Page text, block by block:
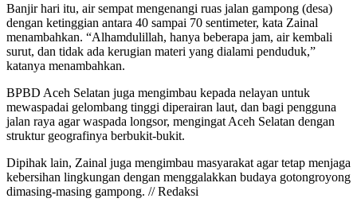
Banjir hari itu, air sempat mengenangi ruas jalan gampong (desa)
dengan ketinggian antara 40 sampai 70 sentimeter, kata Zainal
menambahkan. “Alhamdulillah, hanya beberapa jam, air kembali
surut, dan tidak ada kerugian materi yang dialami penduduk,”
katanya menambahkan.
BPBD Aceh Selatan juga mengimbau kepada nelayan untuk
mewaspadai gelombang tinggi diperairan laut, dan bagi pengguna
jalan raya agar waspada longsor, mengingat Aceh Selatan dengan
struktur geografinya berbukit-bukit.
Dipihak lain, Zainal juga mengimbau masyarakat agar tetap menjaga
kebersihan lingkungan dengan menggalakkan budaya gotongroyong
dimasing-masing gampong. // Redaksi